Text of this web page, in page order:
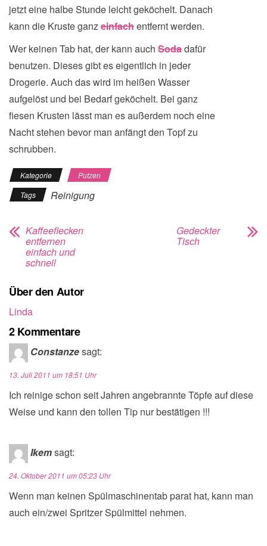
jetzt eine halbe Stunde leicht geköchelt. Danach
kann die Kruste ganz einfachentfernt werden.
Wer keinen Tab hat, der kann auch Sodadafür
benutzen. Dieses gibt es eigentlich in jeder
Drogerie. Auch das wird im heißen Wasser
aufgelöst und bei Bedarf geköchelt. Bei ganz
fiesen Krusten lässt man es außerdem noch eine
Nacht stehen bevor man anfängt den Topf zu
schrubben.
Kategorie
Putzen
Tags
Reinigung
Kaffeeflecken
entfernen
einfach und
schnell
Gedeckter
Tisch
Über den Autor
Linda
2 Kommentare
Constanzesagt:
13. Juli 2011 um 18:51 Uhr
Ich reinige schon seit Jahren angebrannte Töpfe auf diese
Weise und kann den tollen Tip nur bestätigen !!!
Ikemsagt:
24. Oktober 2011 um 05:23 Uhr
Wenn man keinen Spülmaschinentab parat hat, kann man
auch ein/zwei Spritzer Spülmittel nehmen.